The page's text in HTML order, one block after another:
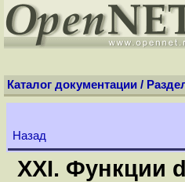
Каталог документации /
Назад
XXI. Функции